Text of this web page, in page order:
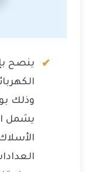
ينصح
وذلك
يشمل